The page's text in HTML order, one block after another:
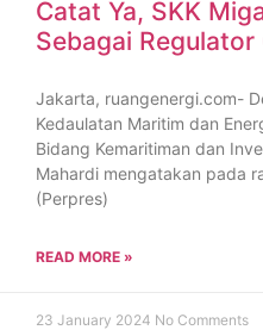
Catat Ya, SKK
Sebagai Regulator
Jakarta, ruangenergi.com-
Kedaulatan Maritim dan
Bidang Kemaritiman dan
Mahardi mengatakan pada
(Perpres)
READ MORE »
23 January 2024 No Comments